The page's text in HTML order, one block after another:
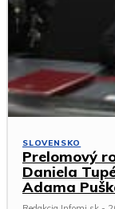
SLOVENSKO
Prelomový
Daniela
Adama